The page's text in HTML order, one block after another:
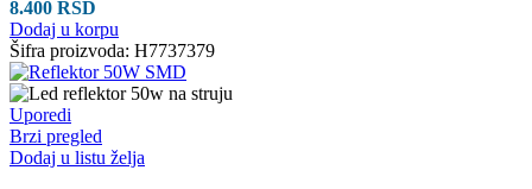
8.400 RSD
Dodaj u korpu
Šifra proizvoda: H7737379
Uporedi
Brzi pregled
Dodaj u listu želja